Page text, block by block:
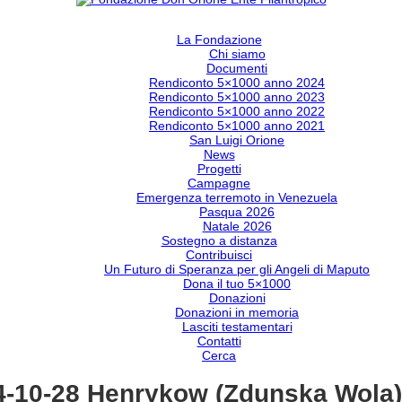
La Fondazione
Chi siamo
Documenti
Rendiconto 5×1000 anno 2024
Rendiconto 5×1000 anno 2023
Rendiconto 5×1000 anno 2022
Rendiconto 5×1000 anno 2021
San Luigi Orione
News
Progetti
Campagne
Emergenza terremoto in Venezuela
Pasqua 2026
Natale 2026
Sostegno a distanza
Contribuisci
Un Futuro di Speranza per gli Angeli di Maputo
Dona il tuo 5×1000
Donazioni
Donazioni in memoria
Lasciti testamentari
Contatti
Cerca
10-28 Henrykow (Zdunska